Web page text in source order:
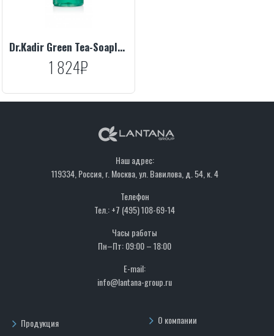
Dr.Kadir Green Tea-Soapless Soap, 330 ml
1 824₽
Наш адрес:
119334, Россия, г. Москва, ул. Вавилова, д. 54, к. 4
Телефон
Тел.: +7 (495) 108-69-14
Часы работы
Пн–Пт: 09:00 – 18:00
E-mail:
info@lantana-group.ru
Продукция
О компании